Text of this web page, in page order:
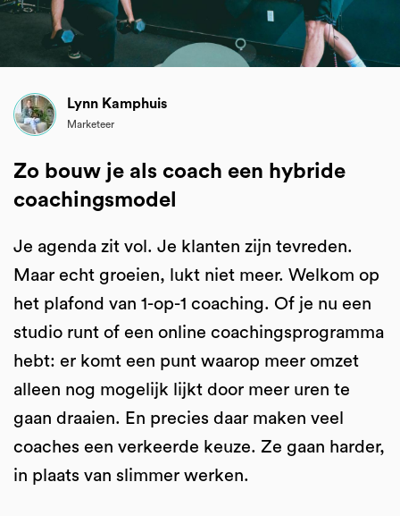
Lynn Kamphuis
Marketeer
Zo bouw je als coach een hybride
coachingsmodel
Je agenda zit vol. Je klanten zijn tevreden.
Maar echt groeien, lukt niet meer. Welkom op
het plafond van 1-op-1 coaching. Of je nu een
studio runt of een online coachingsprogramma
hebt: er komt een punt waarop meer omzet
alleen nog mogelijk lijkt door meer uren te
gaan draaien. En precies daar maken veel
coaches een verkeerde keuze. Ze gaan harder,
in plaats van slimmer werken.